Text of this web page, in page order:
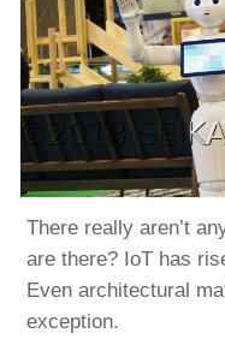
There really aren’t
are there? IoT has
Even architectural
exception.